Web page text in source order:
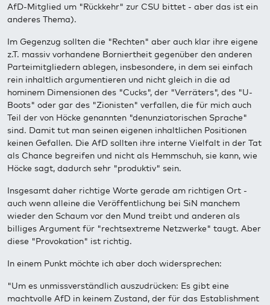
AfD-Mitglied um "Rückkehr" zur CSU bittet - aber das ist ein
anderes Thema).
Im Gegenzug sollten die "Rechten" aber auch klar ihre eigene
z.T. massiv vorhandene Borniertheit gegenüber den anderen
Parteimitgliedern ablegen, insbesondere, in dem sei einfach
rein inhaltlich argumentieren und nicht gleich in die ad
hominem Dimensionen des "Cucks", der "Verräters", des "U-
Boots" oder gar des "Zionisten" verfallen, die für mich auch
Teil der von Höcke genannten "denunziatorischen Sprache"
sind. Damit tut man seinen eigenen inhaltlichen Positionen
keinen Gefallen. Die AfD sollten ihre interne Vielfalt in der Tat
als Chance begreifen und nicht als Hemmschuh, sie kann, wie
Höcke sagt, dadurch sehr "produktiv" sein.
Insgesamt daher richtige Worte gerade am richtigen Ort -
auch wenn alleine die Veröffentlichung bei SiN manchem
wieder den Schaum vor den Mund treibt und anderen als
billiges Argument für "rechtsextreme Netzwerke" taugt. Aber
diese "Provokation" ist richtig.
In einem Punkt möchte ich aber doch widersprechen:
"Um es unmissverständlich auszudrücken: Es gibt eine
machtvolle AfD in keinem Zustand, der für das Establishment